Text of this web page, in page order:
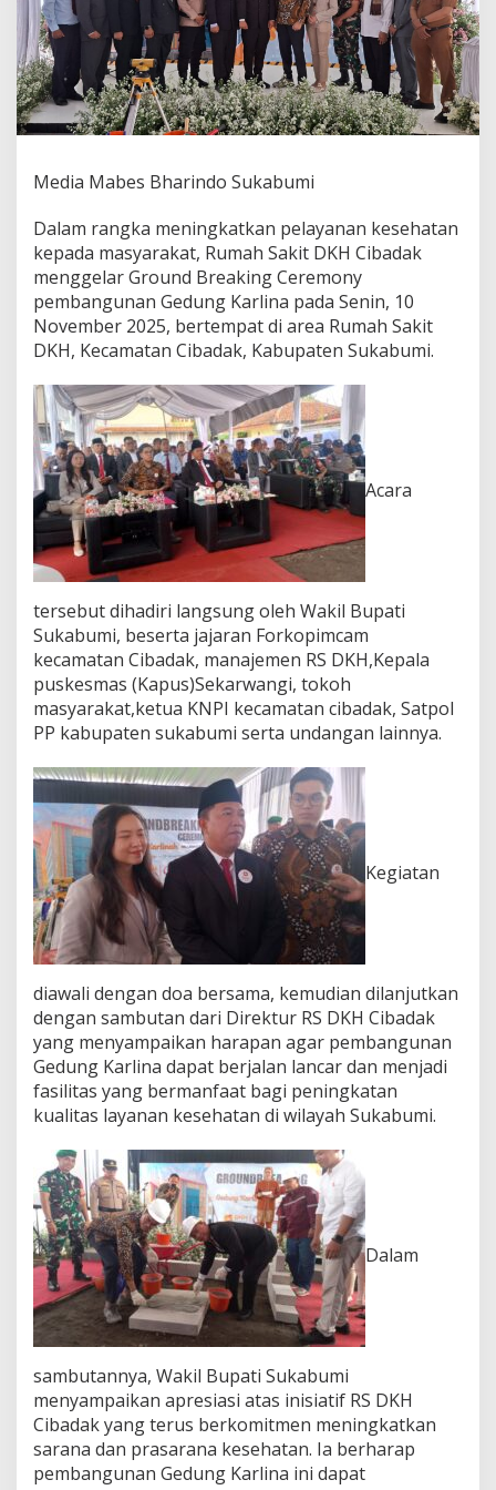
O
Y
G
E
D
U
G
K
R
L
I
N
A
R
S
K
H
C
I
B
A
D
A
K
Media Mabes Bharindo Sukabumi
Dalam rangka meningkatkan pelayanan kesehatan
kepada masyarakat, Rumah Sakit DKH Cibadak
menggelar Ground Breaking Ceremony
pembangunan Gedung Karlina pada Senin, 10
November 2025, bertempat di area Rumah Sakit
DKH, Kecamatan Cibadak, Kabupaten Sukabumi.
Acara
tersebut dihadiri langsung oleh Wakil Bupati
Sukabumi, beserta jajaran Forkopimcam
kecamatan Cibadak, manajemen RS DKH,Kepala
puskesmas (Kapus)Sekarwangi, tokoh
masyarakat,ketua KNPI kecamatan cibadak, Satpol
PP kabupaten sukabumi serta undangan lainnya.
Kegiatan
diawali dengan doa bersama, kemudian dilanjutkan
dengan sambutan dari Direktur RS DKH Cibadak
yang menyampaikan harapan agar pembangunan
Gedung Karlina dapat berjalan lancar dan menjadi
fasilitas yang bermanfaat bagi peningkatan
kualitas layanan kesehatan di wilayah Sukabumi.
Dalam
sambutannya, Wakil Bupati Sukabumi
menyampaikan apresiasi atas inisiatif RS DKH
Cibadak yang terus berkomitmen meningkatkan
sarana dan prasarana kesehatan. Ia berharap
pembangunan Gedung Karlina ini dapat